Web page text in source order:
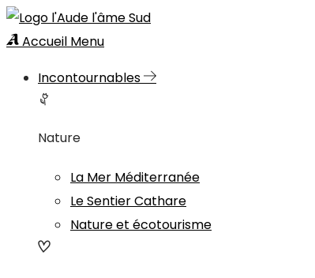
Accueil Menu
Incontournables
Nature
La Mer Méditerranée
Le Sentier Cathare
Nature et écotourisme